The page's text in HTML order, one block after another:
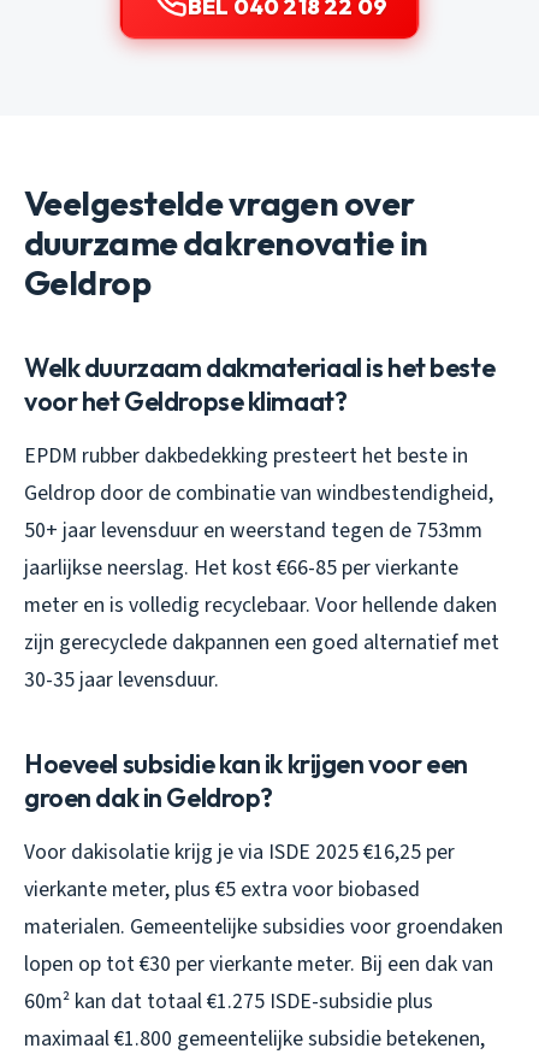
BEL 040 218 22 09
Veelgestelde vragen over
duurzame dakrenovatie in
Geldrop
Welk duurzaam dakmateriaal is het beste
voor het Geldropse klimaat?
EPDM rubber dakbedekking presteert het beste in
Geldrop door de combinatie van windbestendigheid,
50+ jaar levensduur en weerstand tegen de 753mm
jaarlijkse neerslag. Het kost €66-85 per vierkante
meter en is volledig recyclebaar. Voor hellende daken
zijn gerecyclede dakpannen een goed alternatief met
30-35 jaar levensduur.
Hoeveel subsidie kan ik krijgen voor een
groen dak in Geldrop?
Voor dakisolatie krijg je via ISDE 2025 €16,25 per
vierkante meter, plus €5 extra voor biobased
materialen. Gemeentelijke subsidies voor groendaken
lopen op tot €30 per vierkante meter. Bij een dak van
60m² kan dat totaal €1.275 ISDE-subsidie plus
maximaal €1.800 gemeentelijke subsidie betekenen,